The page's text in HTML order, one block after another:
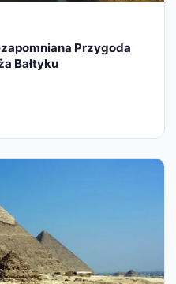
Przygoda
Bałtyku